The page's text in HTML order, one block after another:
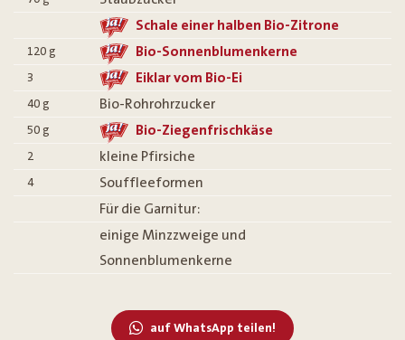
Schale einer halben Bio-Zitrone
120 g Bio-Sonnenblumenkerne
3 Eiklar vom Bio-Ei
40 g Bio-Rohrohrzucker
50 g Bio-Ziegenfrischkäse
2 kleine Pfirsiche
4
Souffleeformen
Für die Garnitur:
einige Minzzweige und
Sonnenblumenkerne
auf WhatsApp teilen!